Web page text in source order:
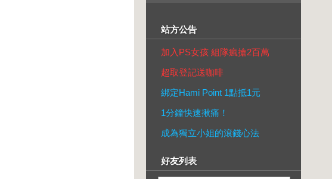
站方公告
加入PS女孩 組隊瘋搶2百萬
超取登記送咖啡
綁定Hami Point 1點抵1元
1分鐘快速揪痛！
成為獨立小姐的滾錢心法
好友列表